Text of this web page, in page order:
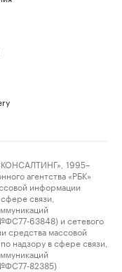
1995–
агентства «РБК»
информации
связи,
63848) и сетевого
средства массовой
надзору в сфере связи,
82385)